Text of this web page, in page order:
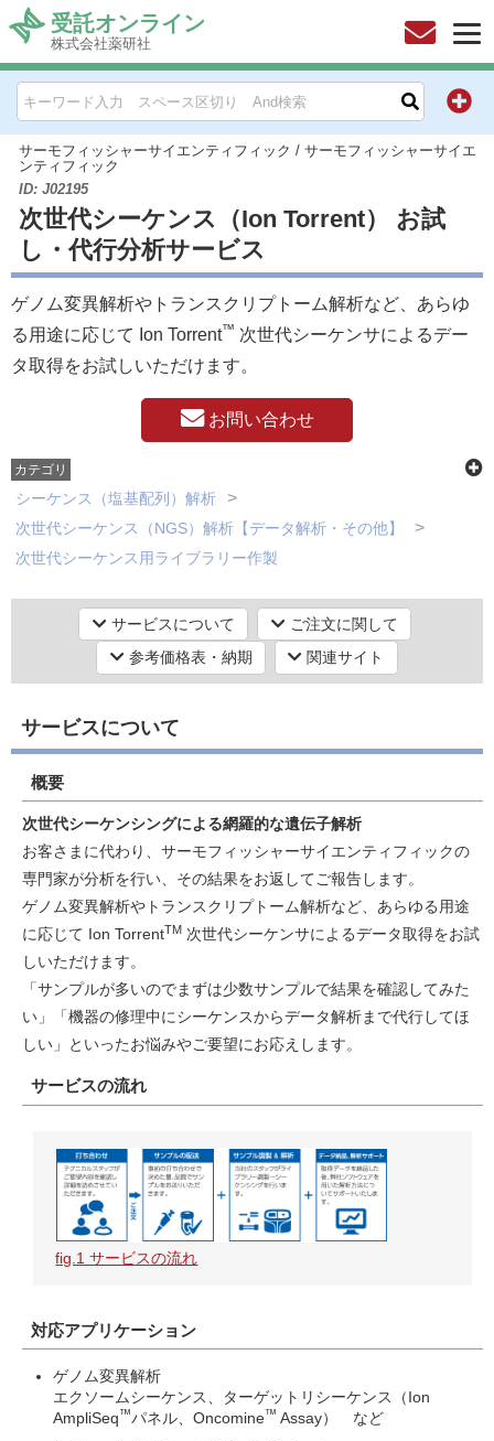
受託オンライン
株式会社薬研社
サーモフィッシャーサイエンティフィック / サーモフィッシャーサイエ
ンティフィック
ID: J02195
次世代シーケンス（Ion Torrent） お試
し・代行分析サービス
ゲノム変異解析やトランスクリプトーム解析など、あらゆ
る用途に応じて Ion Torrent™ 次世代シーケンサによるデー
タ取得をお試しいただけます。
お問い合わせ
カテゴリ
シーケンス（塩基配列）解析
次世代シーケンス（NGS）解析【データ解析・その他】
次世代シーケンス用ライブラリー作製
次世代シーケンス（NGS）解析【データ解析・その他】
次世代シーケンス解析
シーケンス（塩基配列）解析
16S-rRNA アンプリコン解析（細菌叢解析）
シーケンス（塩基配列）解析
次世代シーケンス（NGS）解析【RNAシーケンス】
RNA-Seq解析・TruSeq（微量）トランスクリプトーム解析
シーケンス（塩基配列）解析
次世代シーケンス（NGS）解析【RNAシーケンス】
de Novoトランスクリプトームシーケンス解析
シーケンス（塩基配列）解析
次世代シーケンス（NGS）解析【RNAシーケンス】
miRNA-Seq（miRNAシーケンス解析・small RNA発現解析）
シーケンス（塩基配列）解析
次世代シーケンス（NGS）解析【ゲノムDNAシーケンス】
ゲノム変異解析
サービスについて
ご注文に関して
参考価格表・納期
関連サイト
サービスについて
概要
次世代シーケンシングによる網羅的な遺伝子解析
お客さまに代わり、サーモフィッシャーサイエンティフィックの
専門家が分析を行い、その結果をお返してご報告します。
ゲノム変異解析やトランスクリプトーム解析など、あらゆる用途
に応じて Ion TorrentTM 次世代シーケンサによるデータ取得をお試
しいただけます。
「サンプルが多いのでまずは少数サンプルで結果を確認してみた
い」「機器の修理中にシーケンスからデータ解析まで代行してほ
しい」といったお悩みやご要望にお応えします。
サービスの流れ
fig.1 サービスの流れ
対応アプリケーション
ゲノム変異解析
エクソームシーケンス、ターゲットリシーケンス（Ion
AmpliSeq™パネル、Oncomine™ Assay） など
HOME
お問い合わせ
お知らせ
キャンペーン情報一覧
製品カテゴリー一覧
メーカー別索引
ご利用ガイド
ラボプランニング
実験フローガイド
ワケンG オンラインショップ
薬研社 ホームページ